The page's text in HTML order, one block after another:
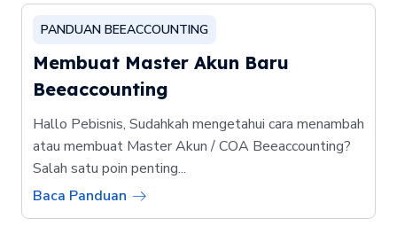
PANDUAN BEEACCOUNTING
Membuat Master Akun Baru
Beeaccounting
Hallo Pebisnis, Sudahkah mengetahui cara menambah
atau membuat Master Akun / COA Beeaccounting?
Salah satu poin penting...
Baca Panduan